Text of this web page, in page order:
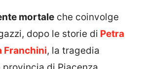
mortale che coinvolge
dopo le storie di Petra
Franchini, la tragedia